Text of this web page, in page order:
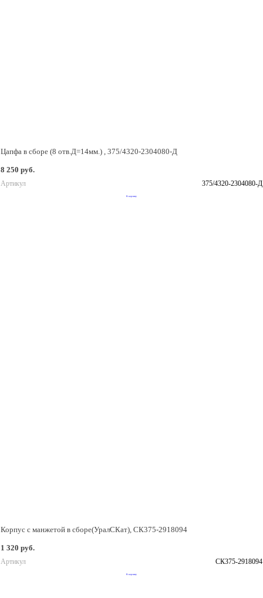
Цапфа в сборе (8 отв.Д=14мм.) , 375/4320-2304080-Д
8 250 руб.
Артикул 375/4320-2304080-Д
В корзину
Корпус с манжетой в сборе(УралСКат), СК375-2918094
1 320 руб.
Артикул СК375-2918094
В корзину